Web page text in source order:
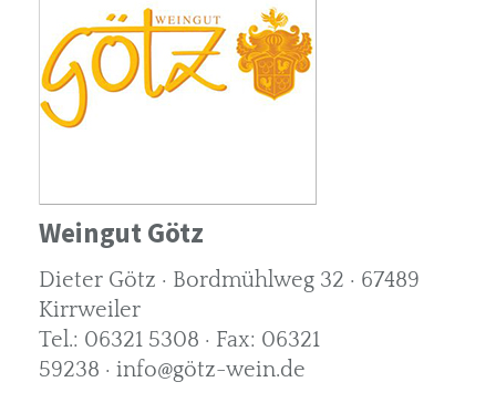
Weingut Götz
Dieter Götz · Bordmühlweg 32 · 67489
Kirrweiler
Tel.: 06321 5308 · Fax: 06321
59238 · info@götz-wein.de